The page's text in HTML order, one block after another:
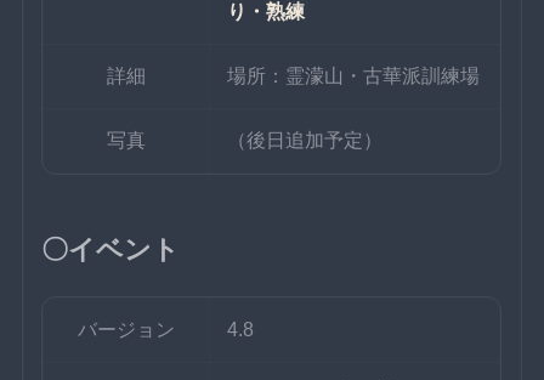
り・熟練
詳細 場所：霊濛山・古華派訓練場
写真 （後日追加予定）
〇イベント
バージョン 4.8